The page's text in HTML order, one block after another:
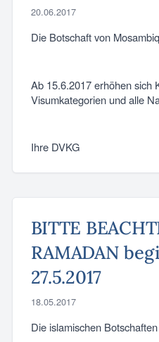
20.06.2017
Die Botschaft von
Ab 15.6.2017 erhöhen sich
Visumkategorien und alle
Ihre DVKG
BITTE
RAMADAN
27.5.2017
18.05.2017
Die islamischen